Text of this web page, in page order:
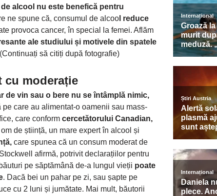
alcool nu este benefică pentru
ne spune că, consumul de alcoo l reduce
provoca cancer, în special la femei. Aflăm
ale studiului și motivele din spatele
să citiți după fotografie)
cu moderație
de vin sau o bere nu se întâmplă nimic,
pe care au alimentat-o ​​oamenii sau mass-
care conform cercetătorului Canadian,
de știință, un mare expert în alcool și
care spunea că un consum moderat de
afirmă, potrivit declarațiilor pentru
pe săptămână de-a lungul vieții poate
. Dacă bei un pahar pe zi, sau șapte pe
cu 2 luni și jumătate. Mai mult, băutorii